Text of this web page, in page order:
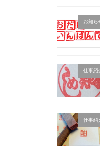
お知ら
仕事紹
仕事紹